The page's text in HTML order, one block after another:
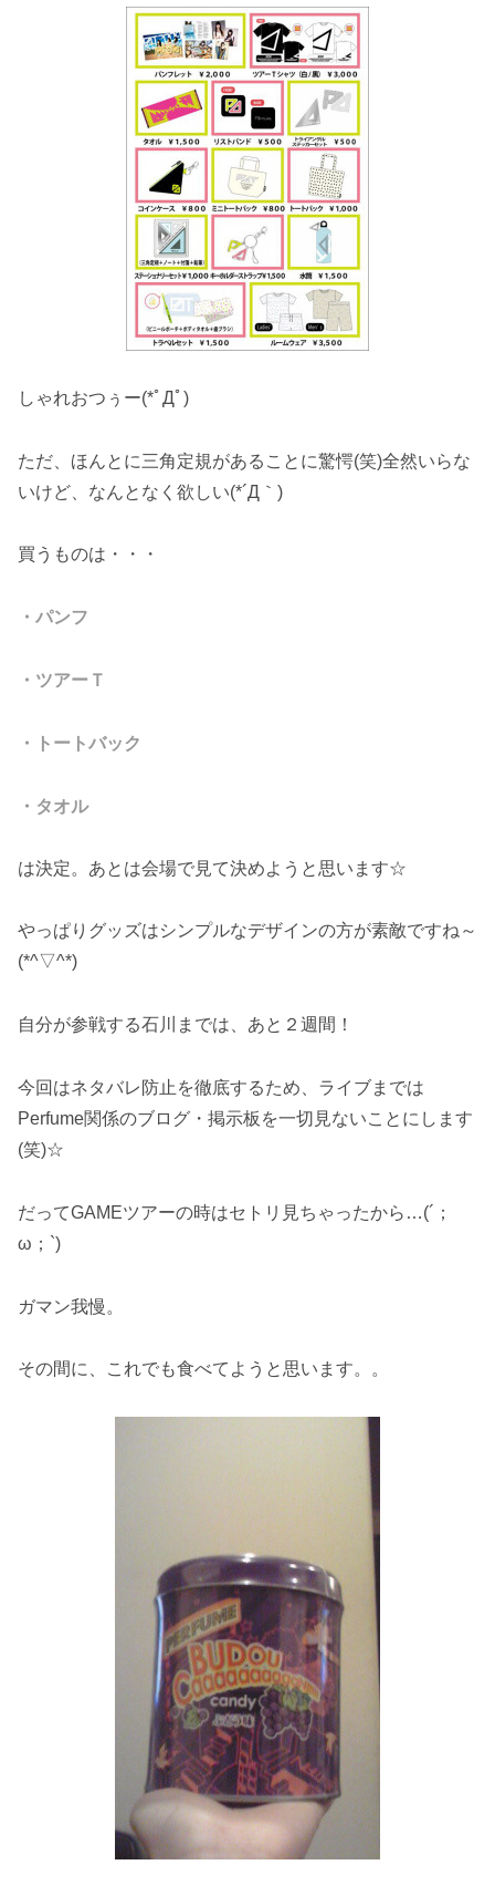
しゃれおつぅー(*ﾟДﾟ)
ただ、ほんとに三角定規があることに驚愕(笑)全然いらな
いけど、なんとなく欲しい(*´Д｀)
買うものは・・・
・パンフ
・ツアーＴ
・トートバック
・タオル
は決定。あとは会場で見て決めようと思います☆
やっぱりグッズはシンプルなデザインの方が素敵ですね～
(*^▽^*)
自分が参戦する石川までは、あと２週間！
今回はネタバレ防止を徹底するため、ライブまでは
Perfume関係のブログ・掲示板を一切見ないことにします
(笑)☆
だってGAMEツアーの時はセトリ見ちゃったから…(´；
ω；`)
ガマン我慢。
その間に、これでも食べてようと思います。。